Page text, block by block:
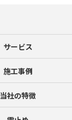
サービス
施工事例
当社の特徴